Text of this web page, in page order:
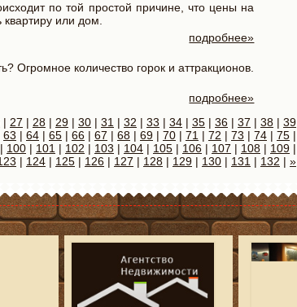
по той простой причине, что цены на
или дом.
подробнее»
Огромное количество горок и аттракционов.
подробнее»
| 27 | 28 | 29 | 30 | 31 | 32 | 33 | 34 | 35 | 36 | 37 | 38 | 39
63 | 64 | 65 | 66 | 67 | 68 | 69 | 70 | 71 | 72 | 73 | 74 | 75 |
| 100 | 101 | 102 | 103 | 104 | 105 | 106 | 107 | 108 | 109 |
| 124 | 125 | 126 | 127 | 128 | 129 | 130 | 131 | 132 | »